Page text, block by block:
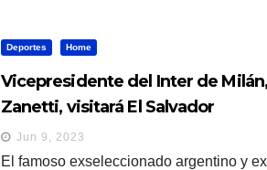
Deportes Home
Vicepresidente del Inter de
Zanetti, visitará El Salvador
Jun 9, 2023
El famoso exseleccionado argentino y